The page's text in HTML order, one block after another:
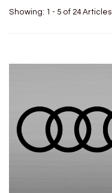
Showing: 1 - 5 of 24 Articles